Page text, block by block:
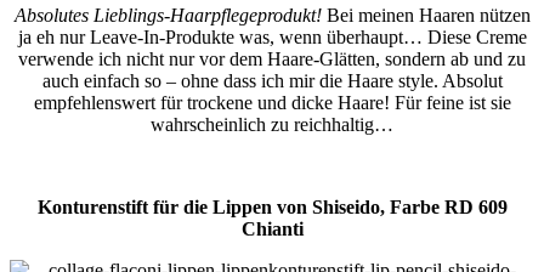
Absolutes Lieblings-Haarpflegeprodukt!Bei meinen Haaren nützen
ja eh nur Leave-In-Produkte was, wenn überhaupt… Diese Creme
verwende ich nicht nur vor dem Haare-Glätten, sondern ab und zu
auch einfach so – ohne dass ich mir die Haare style. Absolut
empfehlenswert für trockene und dicke Haare! Für feine ist sie
wahrscheinlich zu reichhaltig…
Konturenstift für die Lippen von Shiseido, Farbe RD 609
Chianti